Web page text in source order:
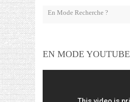
EN MODE YOUTUBE